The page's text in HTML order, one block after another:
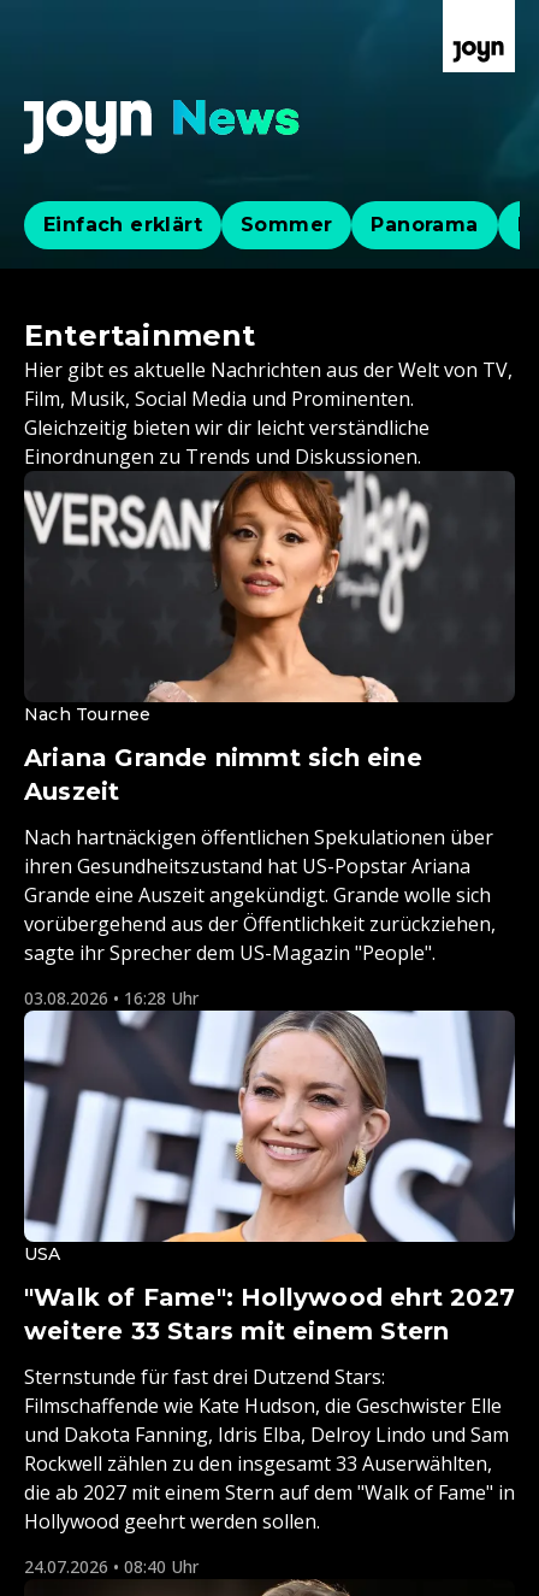
Einfach erklärt Sommer Panorama
Entertainment
Hier gibt es aktuelle Nachrichten aus der Welt von TV,
Film, Musik, Social Media und Prominenten.
Gleichzeitig bieten wir dir leicht verständliche
Einordnungen zu Trends und Diskussionen.
Nach Tournee
Ariana Grande nimmt sich eine
Auszeit
Nach hartnäckigen öffentlichen Spekulationen über
ihren Gesundheitszustand hat US-Popstar Ariana
Grande eine Auszeit angekündigt. Grande wolle sich
vorübergehend aus der Öffentlichkeit zurückziehen,
sagte ihr Sprecher dem US-Magazin "People".
03.08.2026 • 16:28 Uhr
USA
"Walk of Fame": Hollywood ehrt 2027
weitere 33 Stars mit einem Stern
Sternstunde für fast drei Dutzend Stars:
Filmschaffende wie Kate Hudson, die Geschwister Elle
und Dakota Fanning, Idris Elba, Delroy Lindo und Sam
Rockwell zählen zu den insgesamt 33 Auserwählten,
die ab 2027 mit einem Stern auf dem "Walk of Fame" in
Hollywood geehrt werden sollen.
24.07.2026 • 08:40 Uhr